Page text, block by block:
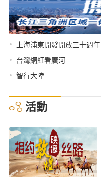
• 上海浦東開發開放三十週年
• 台灣網紅看廣河
• 智行大陸
活動